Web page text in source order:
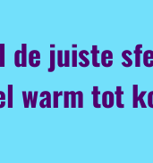
de juiste
warm tot